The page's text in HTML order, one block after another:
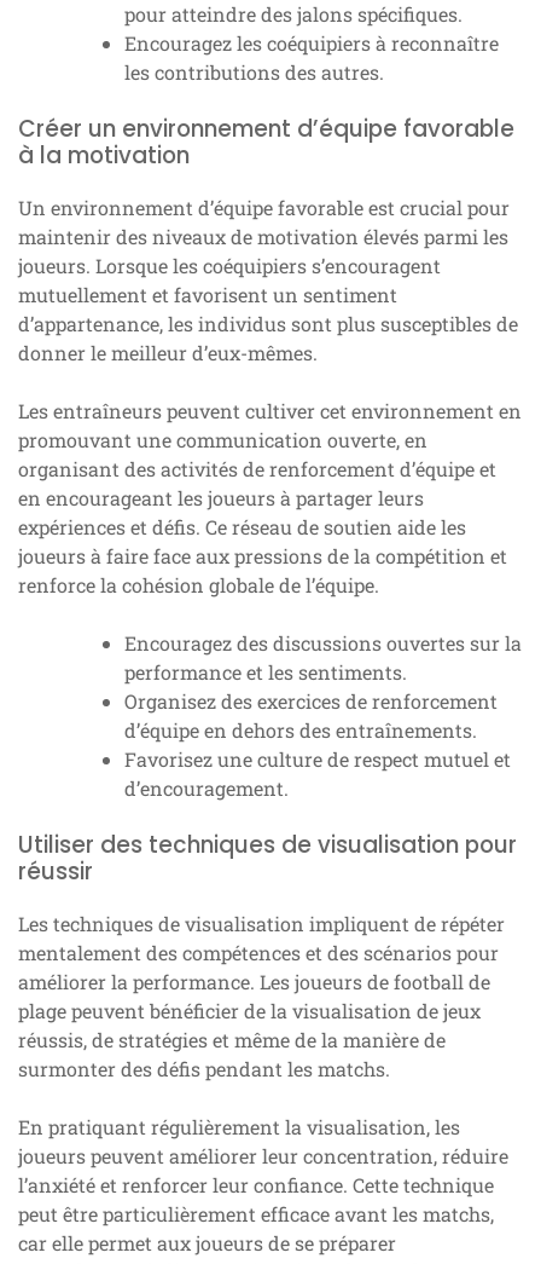
pour atteindre des jalons spécifiques.
Encouragez les coéquipiers à reconnaître
les contributions des autres.
Créer un environnement d’équipe favorable
à la motivation
Un environnement d’équipe favorable est crucial pour
maintenir des niveaux de motivation élevés parmi les
joueurs. Lorsque les coéquipiers s’encouragent
mutuellement et favorisent un sentiment
d’appartenance, les individus sont plus susceptibles de
donner le meilleur d’eux-mêmes.
Les entraîneurs peuvent cultiver cet environnement en
promouvant une communication ouverte, en
organisant des activités de renforcement d’équipe et
en encourageant les joueurs à partager leurs
expériences et défis. Ce réseau de soutien aide les
joueurs à faire face aux pressions de la compétition et
renforce la cohésion globale de l’équipe.
Encouragez des discussions ouvertes sur la
performance et les sentiments.
Organisez des exercices de renforcement
d’équipe en dehors des entraînements.
Favorisez une culture de respect mutuel et
d’encouragement.
Utiliser des techniques de visualisation pour
réussir
Les techniques de visualisation impliquent de répéter
mentalement des compétences et des scénarios pour
améliorer la performance. Les joueurs de football de
plage peuvent bénéficier de la visualisation de jeux
réussis, de stratégies et même de la manière de
surmonter des défis pendant les matchs.
En pratiquant régulièrement la visualisation, les
joueurs peuvent améliorer leur concentration, réduire
l’anxiété et renforcer leur confiance. Cette technique
peut être particulièrement efficace avant les matchs,
car elle permet aux joueurs de se préparer